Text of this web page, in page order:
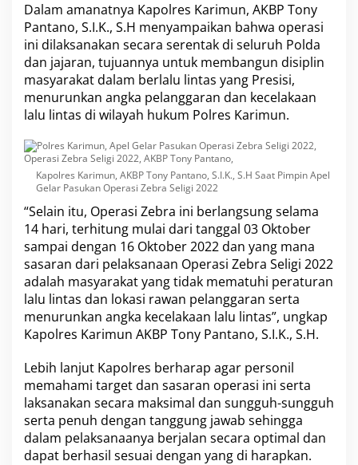
s
u
k
n
O
p
e
a
s
i
Z
b
r
a
e
l
g
i
2
2
2
Dalam amanatnya Kapolres Karimun, AKBP Tony
Pantano, S.I.K., S.H menyampaikan bahwa operasi
ini dilaksanakan secara serentak di seluruh Polda
dan jajaran, tujuannya untuk membangun disiplin
masyarakat dalam berlalu lintas yang Presisi,
menurunkan angka pelanggaran dan kecelakaan
lalu lintas di wilayah hukum Polres Karimun.
Kapolres Karimun, AKBP Tony Pantano, S.I.K., S.H Saat Pimpin Apel
Gelar Pasukan Operasi Zebra Seligi 2022
“Selain itu, Operasi Zebra ini berlangsung selama
14 hari, terhitung mulai dari tanggal 03 Oktober
sampai dengan 16 Oktober 2022 dan yang mana
sasaran dari pelaksanaan Operasi Zebra Seligi 2022
adalah masyarakat yang tidak mematuhi peraturan
lalu lintas dan lokasi rawan pelanggaran serta
menurunkan angka kecelakaan lalu lintas”, ungkap
Kapolres Karimun AKBP Tony Pantano, S.I.K., S.H.
Lebih lanjut Kapolres berharap agar personil
memahami target dan sasaran operasi ini serta
laksanakan secara maksimal dan sungguh-sungguh
serta penuh dengan tanggung jawab sehingga
dalam pelaksanaanya berjalan secara optimal dan
dapat berhasil sesuai dengan yang di harapkan.